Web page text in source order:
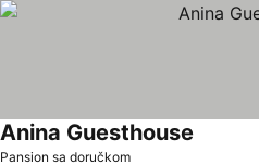
Pansion sa doručkom
Anina Guesthouse